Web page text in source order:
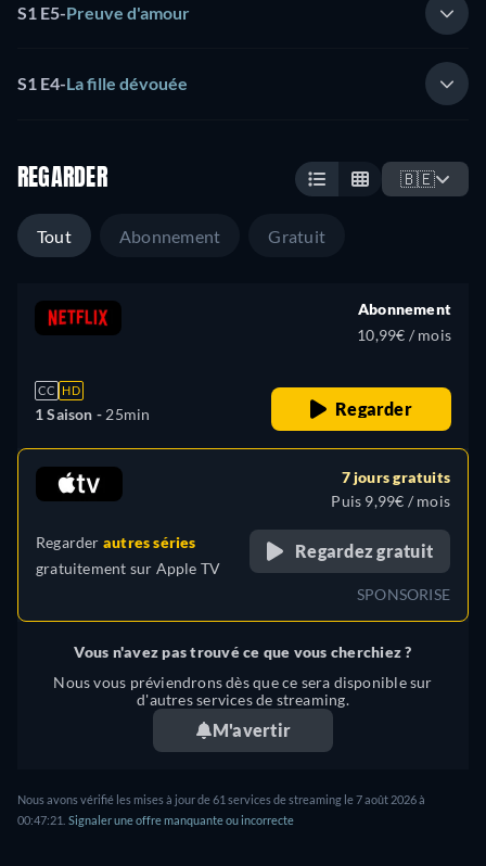
S1 E5-Preuve d'amour
S1 E4-La fille dévouée
REGARDER 🇧🇪
Tout Abonnement Gratuit
CC HD
1 Saison - 25min
Abonnement
10,99€ / mois
Regarder
Regarder autres séries
gratuitement sur Apple TV
7 jours gratuits
Puis 9,99€ / mois
Regardez gratuit
SPONSORISE
Vous n'avez pas trouvé ce que vous cherchiez ?
Nous vous préviendrons dès que ce sera disponible sur
d'autres services de streaming.
M'avertir
Nous avons vérifié les mises à jour de 61 services de streaming le 7 août 2026 à
00:47:21. Signaler une offre manquante ou incorrecte